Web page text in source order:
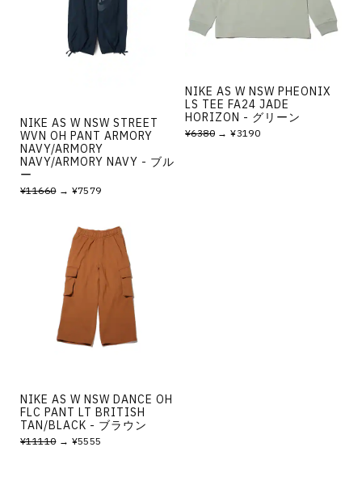
NIKE AS W NSW STREET
WVN OH PANT ARMORY
NAVY/ARMORY
NAVY/ARMORY NAVY - ブル
ー
¥11660→ ¥7579
NIKE AS W NSW PHEONIX
LS TEE FA24 JADE
HORIZON - グリーン
¥6380 → ¥3190
NIKE AS W NSW DANCE OH
FLC PANT LT BRITISH
TAN/BLACK - ブラウン
¥11110→ ¥5555